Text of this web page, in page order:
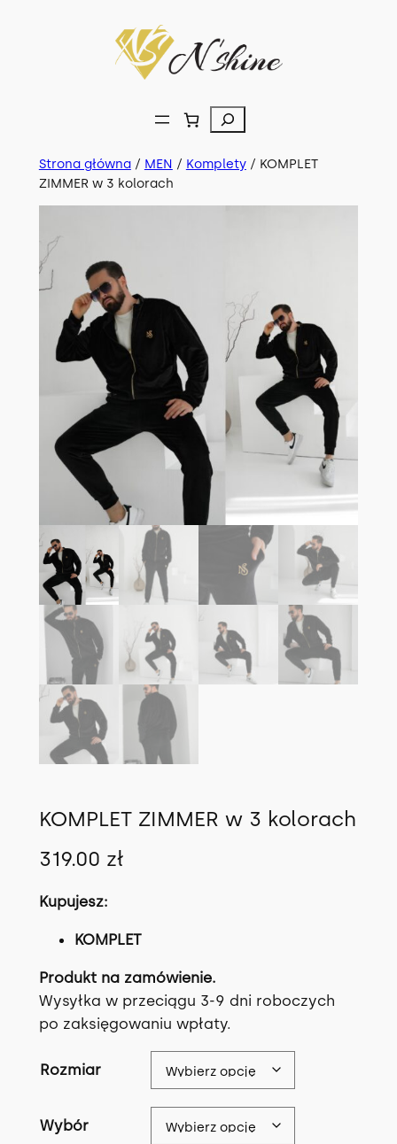
Szukaj
Strona główna/ MEN / Komplety/ KOMPLET
ZIMMER w 3 kolorach
KOMPLET ZIMMER w 3 kolorach
319.00 zł
Kupujesz:
KOMPLET
Produkt na zamówienie.
Wysyłka w przeciągu 3-9 dni roboczych
po zaksięgowaniu wpłaty.
Rozmiar
Wybór